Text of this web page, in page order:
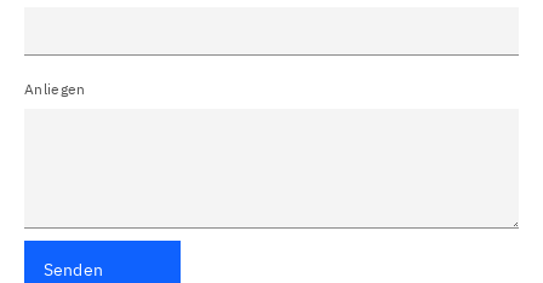
Anliegen
Senden